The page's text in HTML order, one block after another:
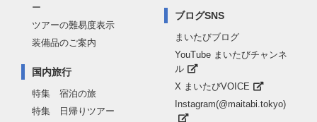
ー
ツアーの難易度表示
装備品のご案内
国内旅行
特集 宿泊の旅
特集 日帰りツアー
ブログSNS
まいたびブログ
YouTube まいたびチャンネ
ル
X まいたびVOICE
Instagram(@maitabi.tokyo)